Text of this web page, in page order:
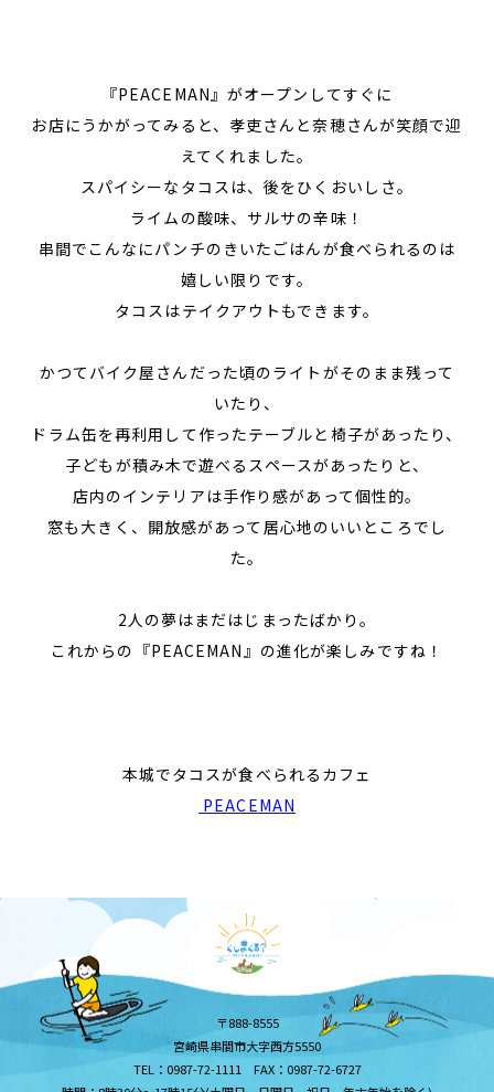
『PEACEMAN』がオープンしてすぐに
お店にうかがってみると、孝吏さんと奈穂さんが笑顔で迎
えてくれました。
スパイシーなタコスは、後をひくおいしさ。
ライムの酸味、サルサの辛味！
串間でこんなにパンチのきいたごはんが食べられるのは
嬉しい限りです。
タコスはテイクアウトもできます。
かつてバイク屋さんだった頃のライトがそのまま残って
いたり、
ドラム缶を再利用して作ったテーブルと椅子があったり、
子どもが積み木で遊べるスペースがあったりと、
店内のインテリアは手作り感があって個性的。
窓も大きく、開放感があって居心地のいいところでし
た。
2人の夢はまだはじまったばかり。
これからの『PEACEMAN』の進化が楽しみですね！
本城でタコスが食べられるカフェ
PEACEMAN
〒888-8555
宮崎県串間市大字西方5550
TEL：0987-72-1111 FAX：0987-72-6727